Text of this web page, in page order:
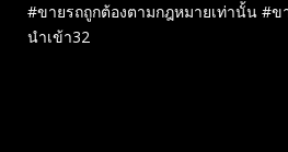
#ขายรถถูกต้องตามกฎหมายเท่านั้น #
นำเข้า32